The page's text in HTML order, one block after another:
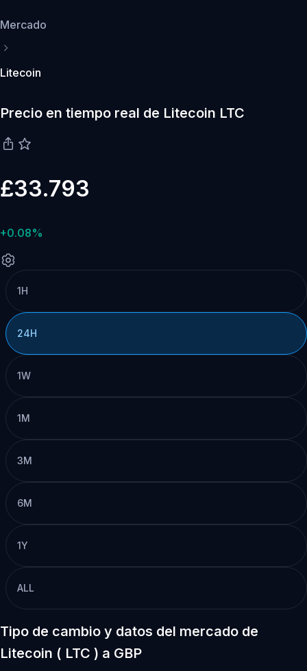
Mercado
Litecoin
Precio en tiempo real de Litecoin LTC
£33.793
+0.08%
1H
24H
1W
1M
3M
6M
1Y
ALL
Tipo de cambio y datos del mercado de
Litecoin ( LTC ) a GBP